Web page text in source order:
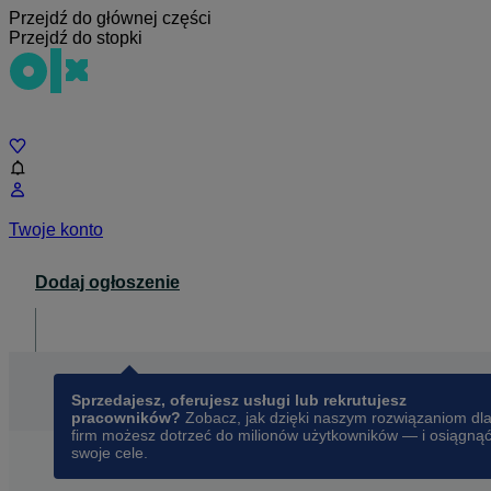
Przejdź do głównej części
Przejdź do stopki
Twoje konto
Dodaj ogłoszenie
Sprzedajesz, oferujesz usługi lub rekrutujesz
pracowników? Zobacz, jak dzięki naszym rozwiązaniom dla
firm możesz dotrzeć do milionów użytkowników — i osiągnąć
swoje cele.